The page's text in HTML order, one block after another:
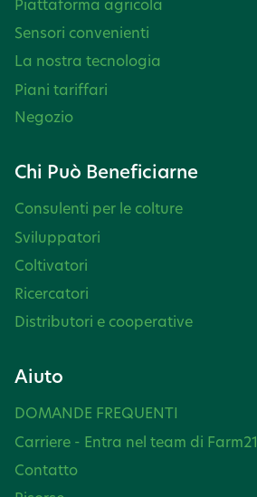
Piattaforma agricola
Sensori convenienti
La nostra tecnologia
Piani tariffari
Negozio
Chi Può Beneficiarne
Consulenti per le colture
Sviluppatori
Coltivatori
Ricercatori
Distributori e cooperative
Aiuto
DOMANDE FREQUENTI
Carriere - Entra nel team di Farm21
Contatto